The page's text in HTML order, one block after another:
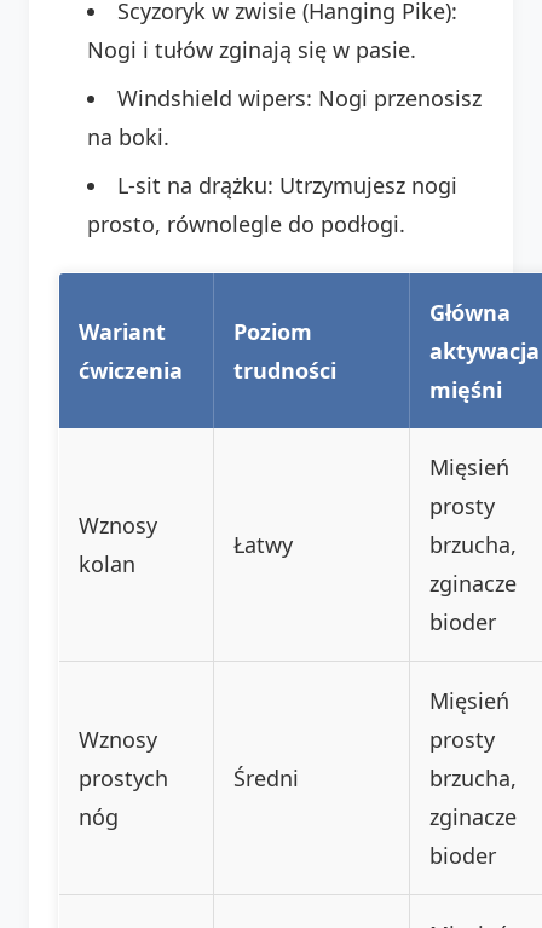
Scyzoryk w zwisie (Hanging Pike):
Nogi i tułów zginają się w pasie.
Windshield wipers: Nogi przenosisz
na boki.
L-sit na drążku: Utrzymujesz nogi
prosto, równolegle do podłogi.
Wariant
ćwiczenia
Poziom
trudności
Główna
aktywacja
mięśni
Wznosy
kolan
Łatwy
Mięsień
prosty
brzucha,
zginacze
bioder
Wznosy
prostych
nóg
Średni
Mięsień
prosty
brzucha,
zginacze
bioder